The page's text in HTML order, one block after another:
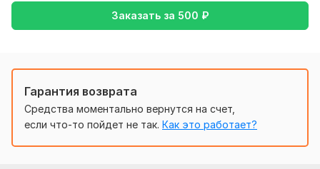
Образование и наука,
Финансы, банки,Другое
с Русского на Английский
Объем услуги в кворке:
Заказать за 500 ₽
Гарантия возврата
Средства моментально вернутся на счет,
если что-то пойдет не так. Как это работает?